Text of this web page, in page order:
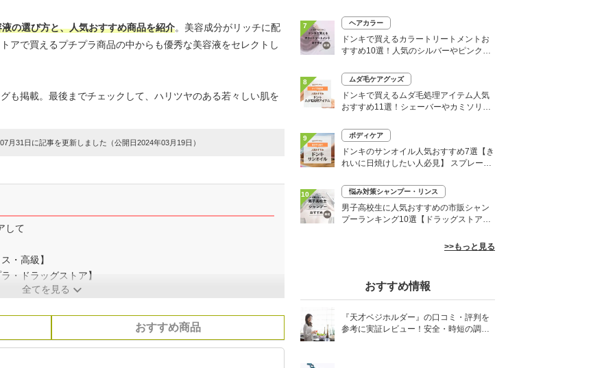
の選び方と、人気おすすめ商品を紹介。美容成分がリッチに配
アで買えるプチプラ商品の中からも優秀な美容液をセレクトし
も掲載。最後までチェックして、ハリツヤのある若々しい肌を
月31日に記事を更新しました（公開日2024年03月19日）
して
・高級】
・ドラッグストア】
全てを見る
おすすめ商品
7 ヘアカラー
ドンキで買えるカラートリートメントお
すすめ10選！人気のシルバーやピンク、
8 ムダ毛ケアグッズ
ドンキで買えるムダ毛処理アイテム人気
おすすめ11選！シェーバーやカミソリな
9 ボディケア
ドンキのサンオイル人気おすすめ7選【き
れいに日焼けしたい人必見】 スプレーや
10 悩み対策シャンプー・リンス
男子高校生に人気おすすめの市販シャン
プーランキング10選【ドラッグストア】
>>もっと見る
おすすめ情報
『天才ベジホルダー』の口コミ・評判を
参考に実証レビュー！安全・時短の調理